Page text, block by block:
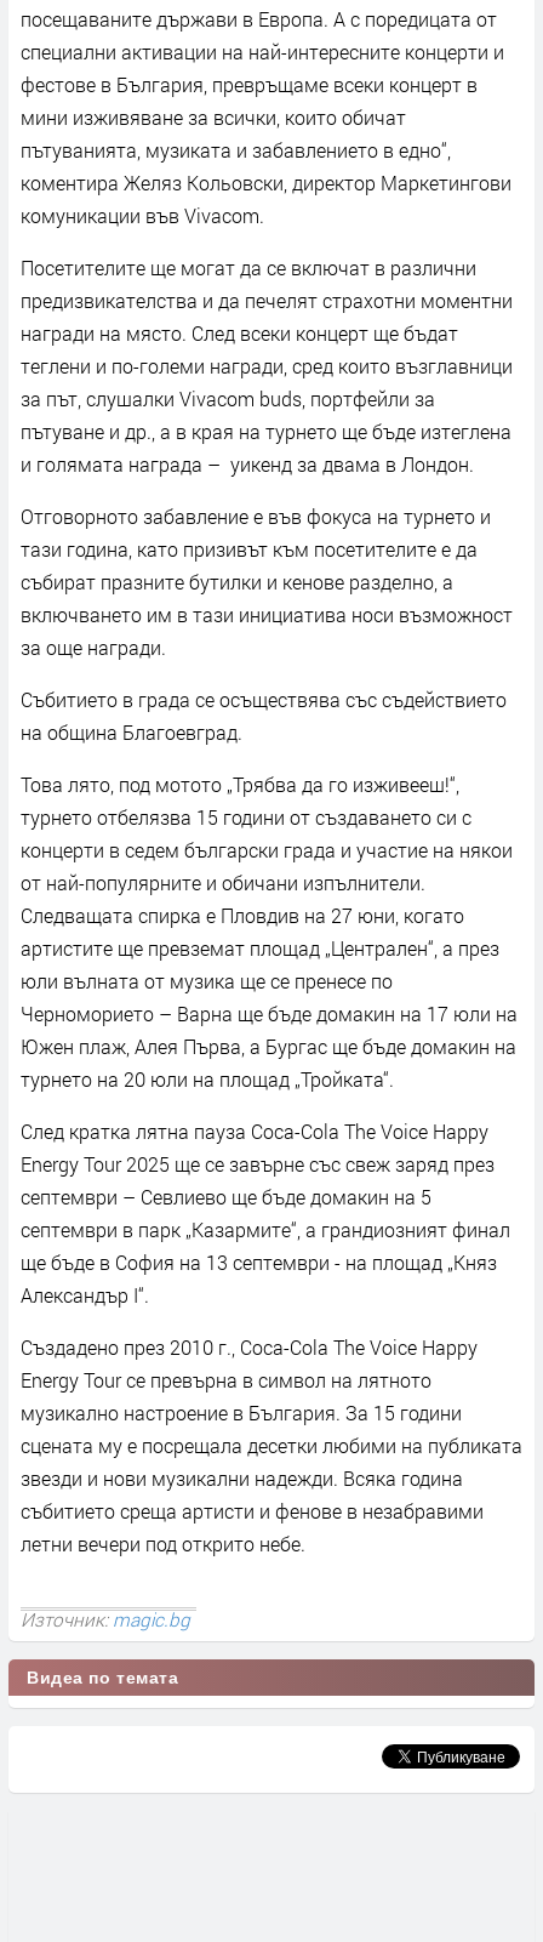
посещаваните държави в Европа. А с поредицата от
специални активации на най-интересните концерти и
фестове в България, превръщаме всеки концерт в
мини изживяване за всички, които обичат
пътуванията, музиката и забавлението в едно“,
коментира Желяз Кольовски, директор Маркетингови
комуникации във Vivacom.
Посетителите ще могат да се включат в различни
предизвикателства и да печелят страхотни моментни
награди на място. След всеки концерт ще бъдат
теглени и по-големи награди, сред които възглавници
за път, слушалки Vivacom buds, портфейли за
пътуване и др., а в края на турнето ще бъде изтеглена
и голямата награда – уикенд за двама в Лондон.
Отговорното забавление е във фокуса на турнето и
тази година, като призивът към посетителите е да
събират празните бутилки и кенове разделно, а
включването им в тази инициатива носи възможност
за още награди.
Събитието в града се осъществява със съдействието
на община Благоевград.
Това лято, под мотото „Трябва да го изживееш!“,
турнето отбелязва 15 години от създаването си с
концерти в седем български града и участие на някои
от най-популярните и обичани изпълнители.
Следващата спирка е Пловдив на 27 юни, когато
артистите ще превземат площад „Централен“, а през
юли вълната от музика ще се пренесе по
Черноморието – Варна ще бъде домакин на 17 юли на
Южен плаж, Алея Първа, а Бургас ще бъде домакин на
турнето на 20 юли на площад „Тройката“.
След кратка лятна пауза Coca-Cola The Voice Happy
Energy Tour 2025 ще се завърне със свеж заряд през
септември – Севлиево ще бъде домакин на 5
септември в парк „Казармите“, а грандиозният финал
ще бъде в София на 13 септември - на площад „Княз
Александър I“.
Създадено през 2010 г., Coca-Cola The Voice Happy
Energy Tour се превърна в символ на лятното
музикално настроение в България. За 15 години
сцената му е посрещала десетки любими на публиката
звезди и нови музикални надежди. Всяка година
събитието среща артисти и фенове в незабравими
летни вечери под открито небе.
Източник:magic.bg
Видеа по темата